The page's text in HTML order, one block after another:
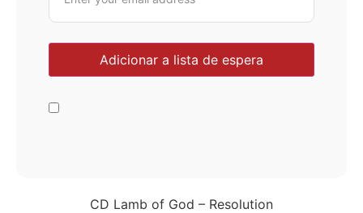
CD Lamb of God – Resolution